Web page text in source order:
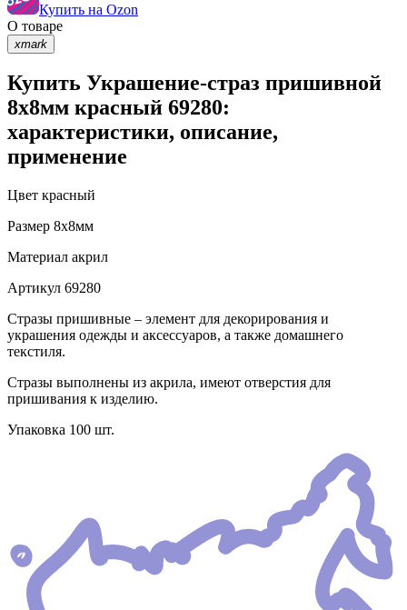
Купить на Ozon
О товаре
xmark
Купить Украшение-страз пришивной
8х8мм красный 69280:
характеристики, описание,
применение
Цвет красный
Размер 8х8мм
Материал акрил
Артикул 69280
Стразы пришивные – элемент для декорирования и
украшения одежды и аксессуаров, а также домашнего
текстиля.
Стразы выполнены из акрила, имеют отверстия для
пришивания к изделию.
Упаковка 100 шт.